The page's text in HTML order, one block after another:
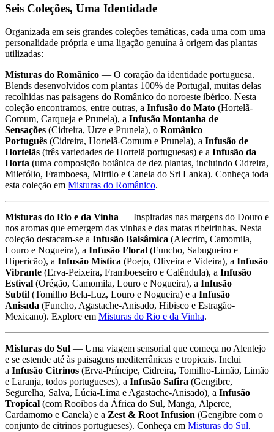
Seis Coleções, Uma Identidade
Organizada em seis grandes coleções temáticas, cada uma com uma
personalidade própria e uma ligação genuína à origem das plantas
utilizadas:
Misturas do Românico — O coração da identidade portuguesa.
Blends desenvolvidos com plantas 100% de Portugal, muitas delas
recolhidas nas paisagens do Românico do noroeste ibérico. Nesta
coleção encontramos, entre outras, a Infusão do Mato (Hortelã-
Comum, Carqueja e Prunela), a Infusão Montanha de
Sensações (Cidreira, Urze e Prunela), o Românico
Português (Cidreira, Hortelã-Comum e Prunela), a Infusão de
Hortelãs (três variedades de Hortelã portuguesas) e a Infusão da
Horta (uma composição botânica de dez plantas, incluindo Cidreira,
Milefólio, Framboesa, Mirtilo e Canela do Sri Lanka). Conheça toda
esta coleção em Misturas do Românico.
Misturas do Rio e da Vinha — Inspiradas nas margens do Douro e
nos aromas que emergem das vinhas e das matas ribeirinhas. Nesta
coleção destacam-se a Infusão Balsâmica (Alecrim, Camomila,
Louro e Nogueira), a Infusão Floral (Funcho, Sabugueiro e
Hipericão), a Infusão Mística (Poejo, Oliveira e Videira), a Infusão
Vibrante (Erva-Peixeira, Framboeseiro e Calêndula), a Infusão
Estival (Orégão, Camomila, Louro e Nogueira), a Infusão
Subtil (Tomilho Bela-Luz, Louro e Nogueira) e a Infusão
Anisada (Funcho, Agastache-Anisado, Hibisco e Estragão-
Mexicano). Explore em Misturas do Rio e da Vinha.
Misturas do Sul — Uma viagem sensorial que começa no Alentejo
e se estende até às paisagens mediterrânicas e tropicais. Inclui
a Infusão Citrinos (Erva-Príncipe, Cidreira, Tomilho-Limão, Limão
e Laranja, todos portugueses), a Infusão Safira (Gengibre,
Segurelha, Salva, Lúcia-Lima e Agastache-Anisado), a Infusão
Tropical (com Rooibos da África do Sul, Manga, Alperce,
Cardamomo e Canela) e a Zest & Root Infusion (Gengibre com o
conjunto de citrinos portugueses). Conheça em Misturas do Sul.